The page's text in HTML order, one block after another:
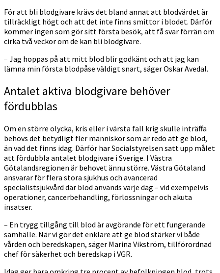
För att bli blodgivare krävs det bland annat att blodvärdet är
tillräckligt högt och att det inte finns smittor i blodet. Därför
kommer ingen som gör sitt första besök, att få svar förrän om
cirka två veckor om de kan bli blodgivare.
− Jag hoppas på att mitt blod blir godkänt och att jag kan
lämna min första blodpåse väldigt snart, säger Oskar Avedal.
Antalet aktiva blodgivare behöver
fördubblas
Om en större olycka, kris eller i värsta fall krig skulle inträffa
behövs det betydligt fler människor som är redo att ge blod,
än vad det finns idag. Därför har Socialstyrelsen satt upp målet
att fördubbla antalet blodgivare i Sverige. I Västra
Götalandsregionen är behovet ännu större. Västra Götaland
ansvarar för flera stora sjukhus och avancerad
specialistsjukvård där blod används varje dag – vid exempelvis
operationer, cancerbehandling, förlossningar och akuta
insatser.
– En trygg tillgång till blod är avgörande för ett fungerande
samhälle. När vi gör det enklare att ge blod stärker vi både
vården och beredskapen, säger Marina Vikström, tillförordnad
chef för säkerhet och beredskap i VGR.